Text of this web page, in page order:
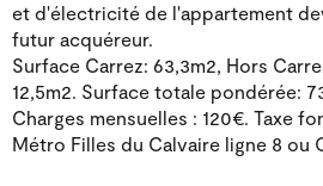
et d'électricité de l'appartement
futur acquéreur.
Surface Carrez: 63,3m2, Hors
12,5m2. Surface totale pondérée:
Charges mensuelles : 120€. Taxe
Métro Filles du Calvaire ligne 8 ou